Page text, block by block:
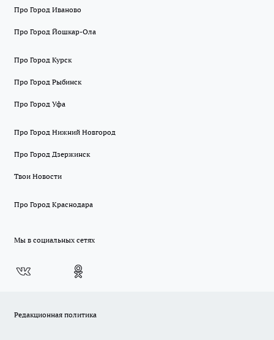
Про Город Иваново
Про Город Йошкар-Ола
Про Город Курск
Про Город Рыбинск
Про Город Уфа
Про Город Нижний Новгород
Про Город Дзержинск
Твои Новости
Про Город Краснодара
Мы в социальных сетях
Редакционная политика